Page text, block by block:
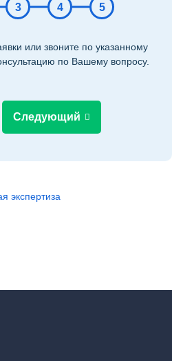
3 4 5
или звоните по указанному
по Вашему вопросу.
Следующий
экспертиза